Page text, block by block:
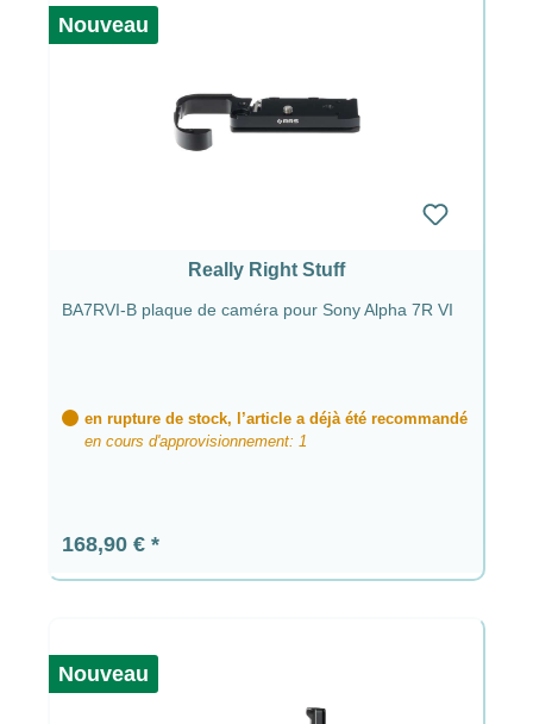
Nouveau
Really Right Stuff
BA7RVI-B plaque de caméra pour Sony Alpha 7R VI
en rupture de stock, l’article a déjà été recommandé
en cours d'approvisionnement: 1
Prix régulier :
168,90 €
Nouveau